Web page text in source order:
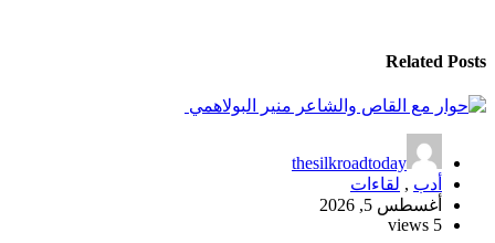
Related Posts
thesilkroadtoday
أدب , لقاءات
أغسطس 5, 2026
5 views